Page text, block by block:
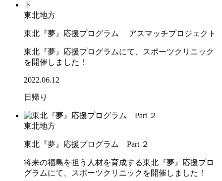
東北地方
東北『夢』応援プログラム アスマッチプロジェクト
東北『夢』応援プログラムにて、スポーツクリニック
を開催しました！
2022.06.12
日帰り
東北地方
東北『夢』応援プログラム Part ２
将来の福島を担う人材を育成する東北『夢』応援プロ
グラムにて、スポーツクリニックを開催しました！